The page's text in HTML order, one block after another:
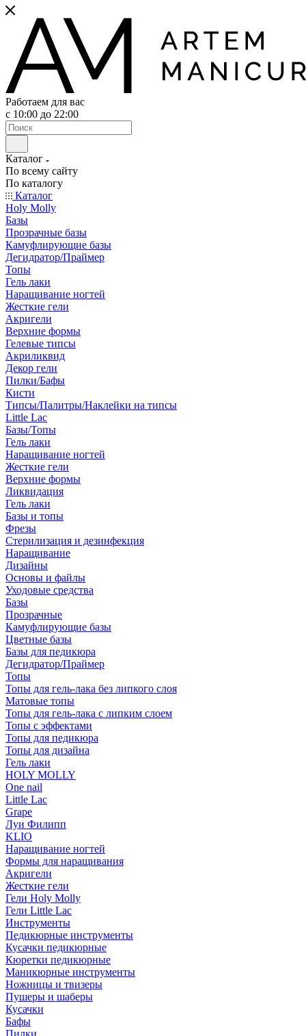
Работаем для вас
с 10:00 до 22:00
Каталог
По всему сайту
По каталогу
Каталог
Holy Molly
Базы
Прозрачные базы
Камуфлирующие базы
Дегидратор/Праймер
Топы
Гель лаки
Наращивание ногтей
Жесткие гели
Акригели
Верхние формы
Гелевые типсы
Акриликвид
Декор гели
Пилки/Бафы
Кисти
Типсы/Палитры/Наклейки на типсы
Little Lac
Базы/Топы
Гель лаки
Наращивание ногтей
Жесткие гели
Верхние формы
Ликвидация
Гель лаки
Базы и топы
Фрезы
Стерилизация и дезинфекция
Наращивание
Дизайны
Основы и файлы
Уходовые средства
Базы
Прозрачные
Камуфлирующие базы
Цветные базы
Базы для педикюра
Дегидратор/Праймер
Топы
Топы для гель-лака без липкого слоя
Матовые топы
Топы для гель-лака с липким слоем
Топы с эффектами
Топы для педикюра
Топы для дизайна
Гель лаки
HOLY MOLLY
One nail
Little Lac
Grape
Луи Филипп
KLIO
Наращивание ногтей
Формы для наращивания
Акригели
Жесткие гели
Гели Holy Molly
Гели Little Lac
Инструменты
Педикюрные инструменты
Кусачки педикюрные
Кюретки педикюрные
Маникюрные инструменты
Ножницы и твизеры
Пушеры и шаберы
Кусачки
Бафы
Пилки